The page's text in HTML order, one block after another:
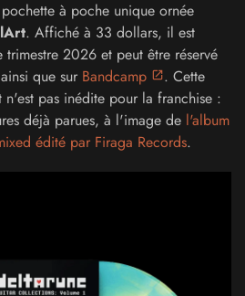
à poche unique ornée
. Affiché à 33 dollars, il est
2026 et peut être réservé
que sur Bandcamp
. Cette
n'est pas inédite pour la franchise :
déjà parues, à l'image de l'album
édité par Firaga Records.